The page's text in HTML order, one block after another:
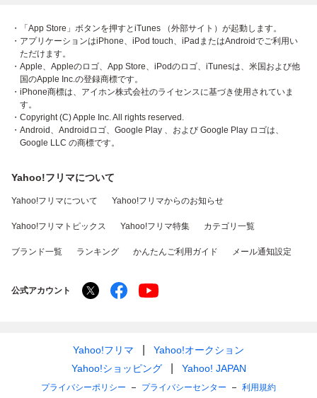
・「App Store」ボタンを押すとiTunes （外部サイト）が起動します。
・アプリケーションはiPhone、iPod touch、iPadまたはAndroidでご利用い
ただけます。
・Apple、Appleのロゴ、App Store、iPodのロゴ、iTunesは、米国および他
国のApple Inc.の登録商標です。
・iPhone商標は、アイホン株式会社のライセンスに基づき使用されていま
す。
・Copyright (C) Apple Inc. All rights reserved.
・Android、Androidロゴ、Google Play 、および Google Play ロゴは、
Google LLC の商標です。
Yahoo!フリマについて
Yahoo!フリマについて Yahoo!フリマからのお知らせ
Yahoo!フリマトピックス Yahoo!フリマ特集 カテゴリ一覧
ブランド一覧 ランキング かんたんご利用ガイド メール通知設定
公式アカウント
Yahoo!フリマ
Yahoo!オークション
Yahoo!ショッピング
Yahoo! JAPAN
プライバシーポリシー プライバシーセンター 利用規約